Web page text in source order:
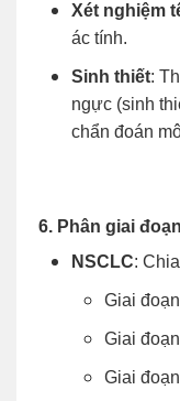
Xét nghiệm
ác tính.
Sinh thiết:
ngực (sinh
chẩn đoán
6. Phân giai đoạn
NSCLC:
Giai
Giai
Giai